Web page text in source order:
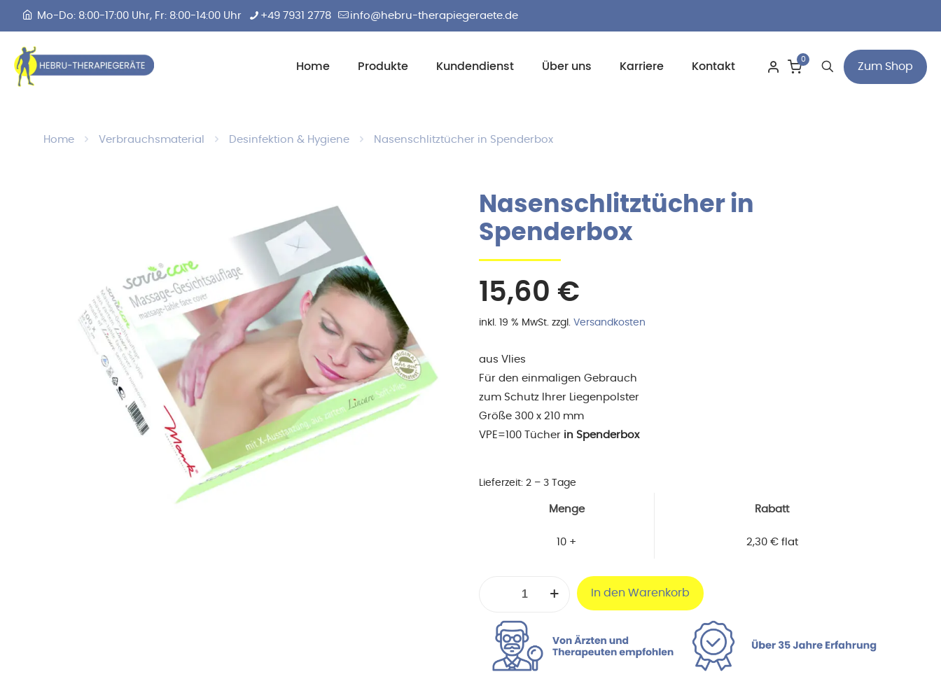
Mo-Do: 8:00-17:00 Uhr, Fr: 8:00-14:00 Uhr +49 7931 2778 info@hebru-therapiegeraete.de
Home Produkte Kundendienst Über uns Karriere Kontakt
0
Zum Shop
Home Verbrauchsmaterial Desinfektion & Hygiene Nasenschlitztücher in Spenderbox
Nasenschlitztücher in
Spenderbox
15,60 €
inkl. 19 % MwSt. zzgl. Versandkosten
aus Vlies
Für den einmaligen Gebrauch
zum Schutz Ihrer Liegenpolster
Größe 300 x 210 mm
VPE=100 Tücher in Spenderbox
Lieferzeit: 2 – 3 Tage
Menge Rabatt
10 + 2,30 €flat
Nasenschlitztücher
Spenderbox
Menge
In den Warenkorb